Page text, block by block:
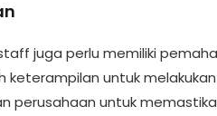
juga perlu memiliki
keterampilan untuk
perusahaan untuk